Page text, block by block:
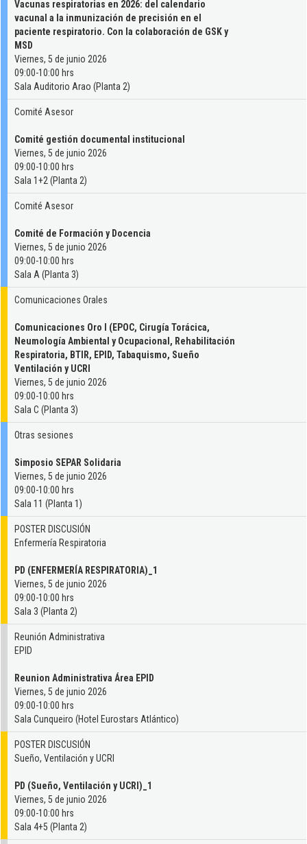
Vacunas respiratorias en 2026: del calendario
vacunal a la inmunización de precisión en el
paciente respiratorio. Con la colaboración de GSK y
MSD
Viernes, 5 de junio 2026
09:00-10:00 hrs
Sala Auditorio Arao (Planta 2)
Comité Asesor
Comité gestión documental institucional
Viernes, 5 de junio 2026
09:00-10:00 hrs
Sala 1+2 (Planta 2)
Comité Asesor
Comité de Formación y Docencia
Viernes, 5 de junio 2026
09:00-10:00 hrs
Sala A (Planta 3)
Comunicaciones Orales
Comunicaciones Oro I (EPOC, Cirugía Torácica,
Neumología Ambiental y Ocupacional, Rehabilitación
Respiratoria, BTIR, EPID, Tabaquismo, Sueño
Ventilación y UCRI
Viernes, 5 de junio 2026
09:00-10:00 hrs
Sala C (Planta 3)
Otras sesiones
Simposio SEPAR Solidaria
Viernes, 5 de junio 2026
09:00-10:00 hrs
Sala 11 (Planta 1)
POSTER DISCUSIÓN
Enfermería Respiratoria
PD (ENFERMERÍA RESPIRATORIA)_1
Viernes, 5 de junio 2026
09:00-10:00 hrs
Sala 3 (Planta 2)
Reunión Administrativa
EPID
Reunion Administrativa Área EPID
Viernes, 5 de junio 2026
09:00-10:00 hrs
Sala Cunqueiro (Hotel Eurostars Atlántico)
POSTER DISCUSIÓN
Sueño, Ventilación y UCRI
PD (Sueño, Ventilación y UCRI)_1
Viernes, 5 de junio 2026
09:00-10:00 hrs
Sala 4+5 (Planta 2)